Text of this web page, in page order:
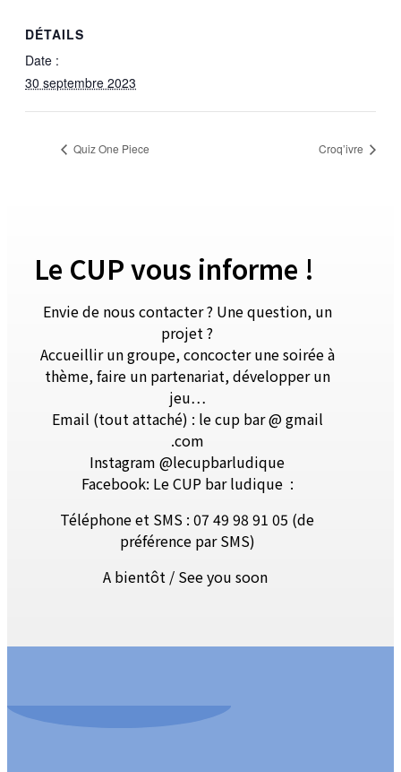
DÉTAILS
Date :
30 septembre 2023
Quiz One Piece Croq’ivre
Le CUP vous informe !
Envie de nous contacter ? Une question, un
projet ?
Accueillir un groupe, concocter une soirée à
thème, faire un partenariat, développer un
jeu…
Email (tout attaché) : le cup bar @ gmail
.com
Instagram @lecupbarludique
Facebook: Le CUP bar ludique :
Téléphone et SMS : 07 49 98 91 05 (de
préférence par SMS)
A bientôt / See you soon